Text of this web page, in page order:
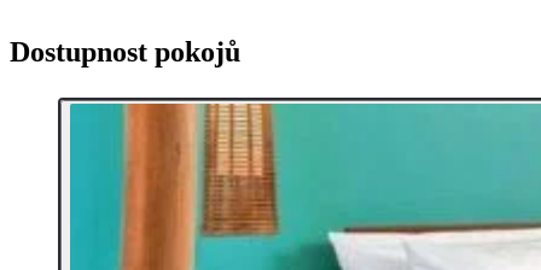
Dostupnost pokojů